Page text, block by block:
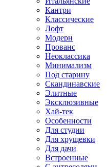
Кантри
Классические
Лофт
Модерн
Прованс
Неоклассика
Минимализм
Под старину
Скандинавские
Элитные
Эксклюзивные
Хай-тек
Особенности
Для студии
Для хрущевки
Для дачи
Встроенные